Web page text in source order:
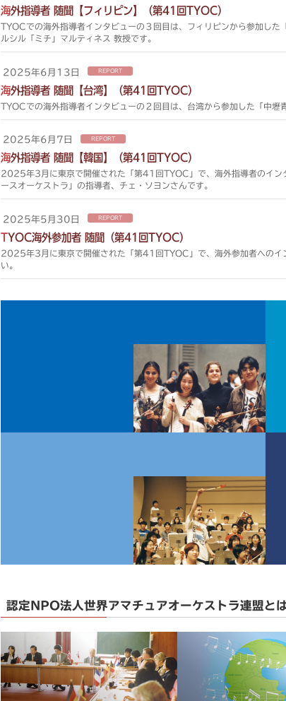
海外指導者 随聞【フィリピン】（第41回TYOC）
TYOCでの海外指導者インタビューの３回目は、フィリピンから参加し
ルシル「ミチ」マルティネス 教授です。
2025年6月13日 REPORT
海外指導者 随聞【台湾】（第41回TYOC）
TYOCでの海外指導者インタビューの２回目は、台湾から参加した「中壢
2025年6月7日 REPORT
海外指導者 随聞【韓国】（第41回TYOC）
2025年3月に東京で開催された「第41回TYOC」で、海外指導者のイン
ースオーケストラ」の指導者、チェ・ソヨンさんです。
2025年5月30日 REPORT
TYOC海外参加者 随聞（第41回TYOC）
2025年3月に東京で開催された「第41回TYOC」で、海外参加者へのイ
い。
認定NPO法人世界アマチュアオーケストラ連盟と